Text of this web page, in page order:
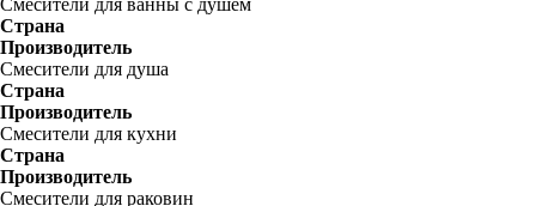
Смесители для ванны с душем
Страна
Производитель
Смесители для душа
Страна
Производитель
Смесители для кухни
Страна
Производитель
Смесители для раковин